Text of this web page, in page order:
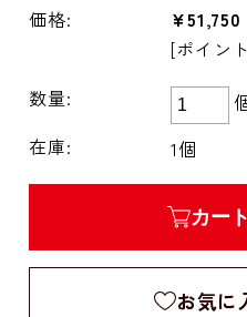
価格: ¥51,750
[ポイン
数量:
在庫:
1個
カー
お気に